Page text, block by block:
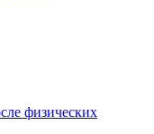
физических